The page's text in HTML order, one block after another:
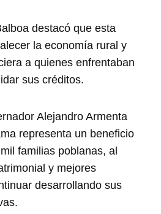
destacó que esta
la economía rural y
a quienes enfrentaban
sus créditos.
Alejandro Armenta
representa un beneficio
familias poblanas, al
y mejores
desarrollando sus